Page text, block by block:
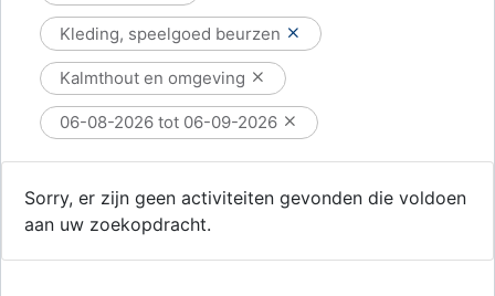
Kleding, speelgoed beurzen
Kalmthout en omgeving
06-08-2026 tot 06-09-2026
Sorry, er zijn geen activiteiten gevonden die voldoen
aan uw zoekopdracht.